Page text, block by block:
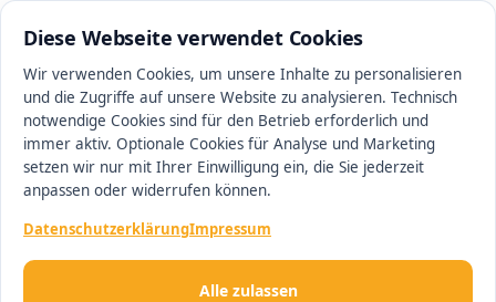
Diese Webseite verwendet Cookies
Wir verwenden Cookies, um unsere Inhalte zu personalisieren
und die Zugriffe auf unsere Website zu analysieren. Technisch
notwendige Cookies sind für den Betrieb erforderlich und
immer aktiv. Optionale Cookies für Analyse und Marketing
setzen wir nur mit Ihrer Einwilligung ein, die Sie jederzeit
anpassen oder widerrufen können.
DatenschutzerklärungImpressum
Alle zulassen